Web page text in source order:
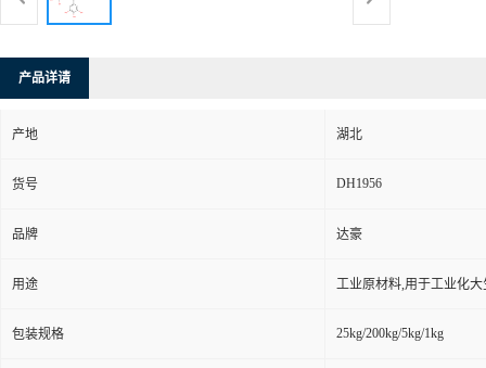
产品详请
产地 湖北
货号 DH1956
品牌 达豪
用途 工业原材料,用于工业化大
包装规格 25kg/200kg/5kg/1kg